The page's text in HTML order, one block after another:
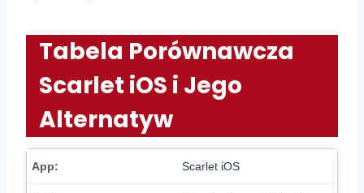
Tabela Porównawcza
Scarlet iOS i Jego
Alternatyw
Scarlet iOS